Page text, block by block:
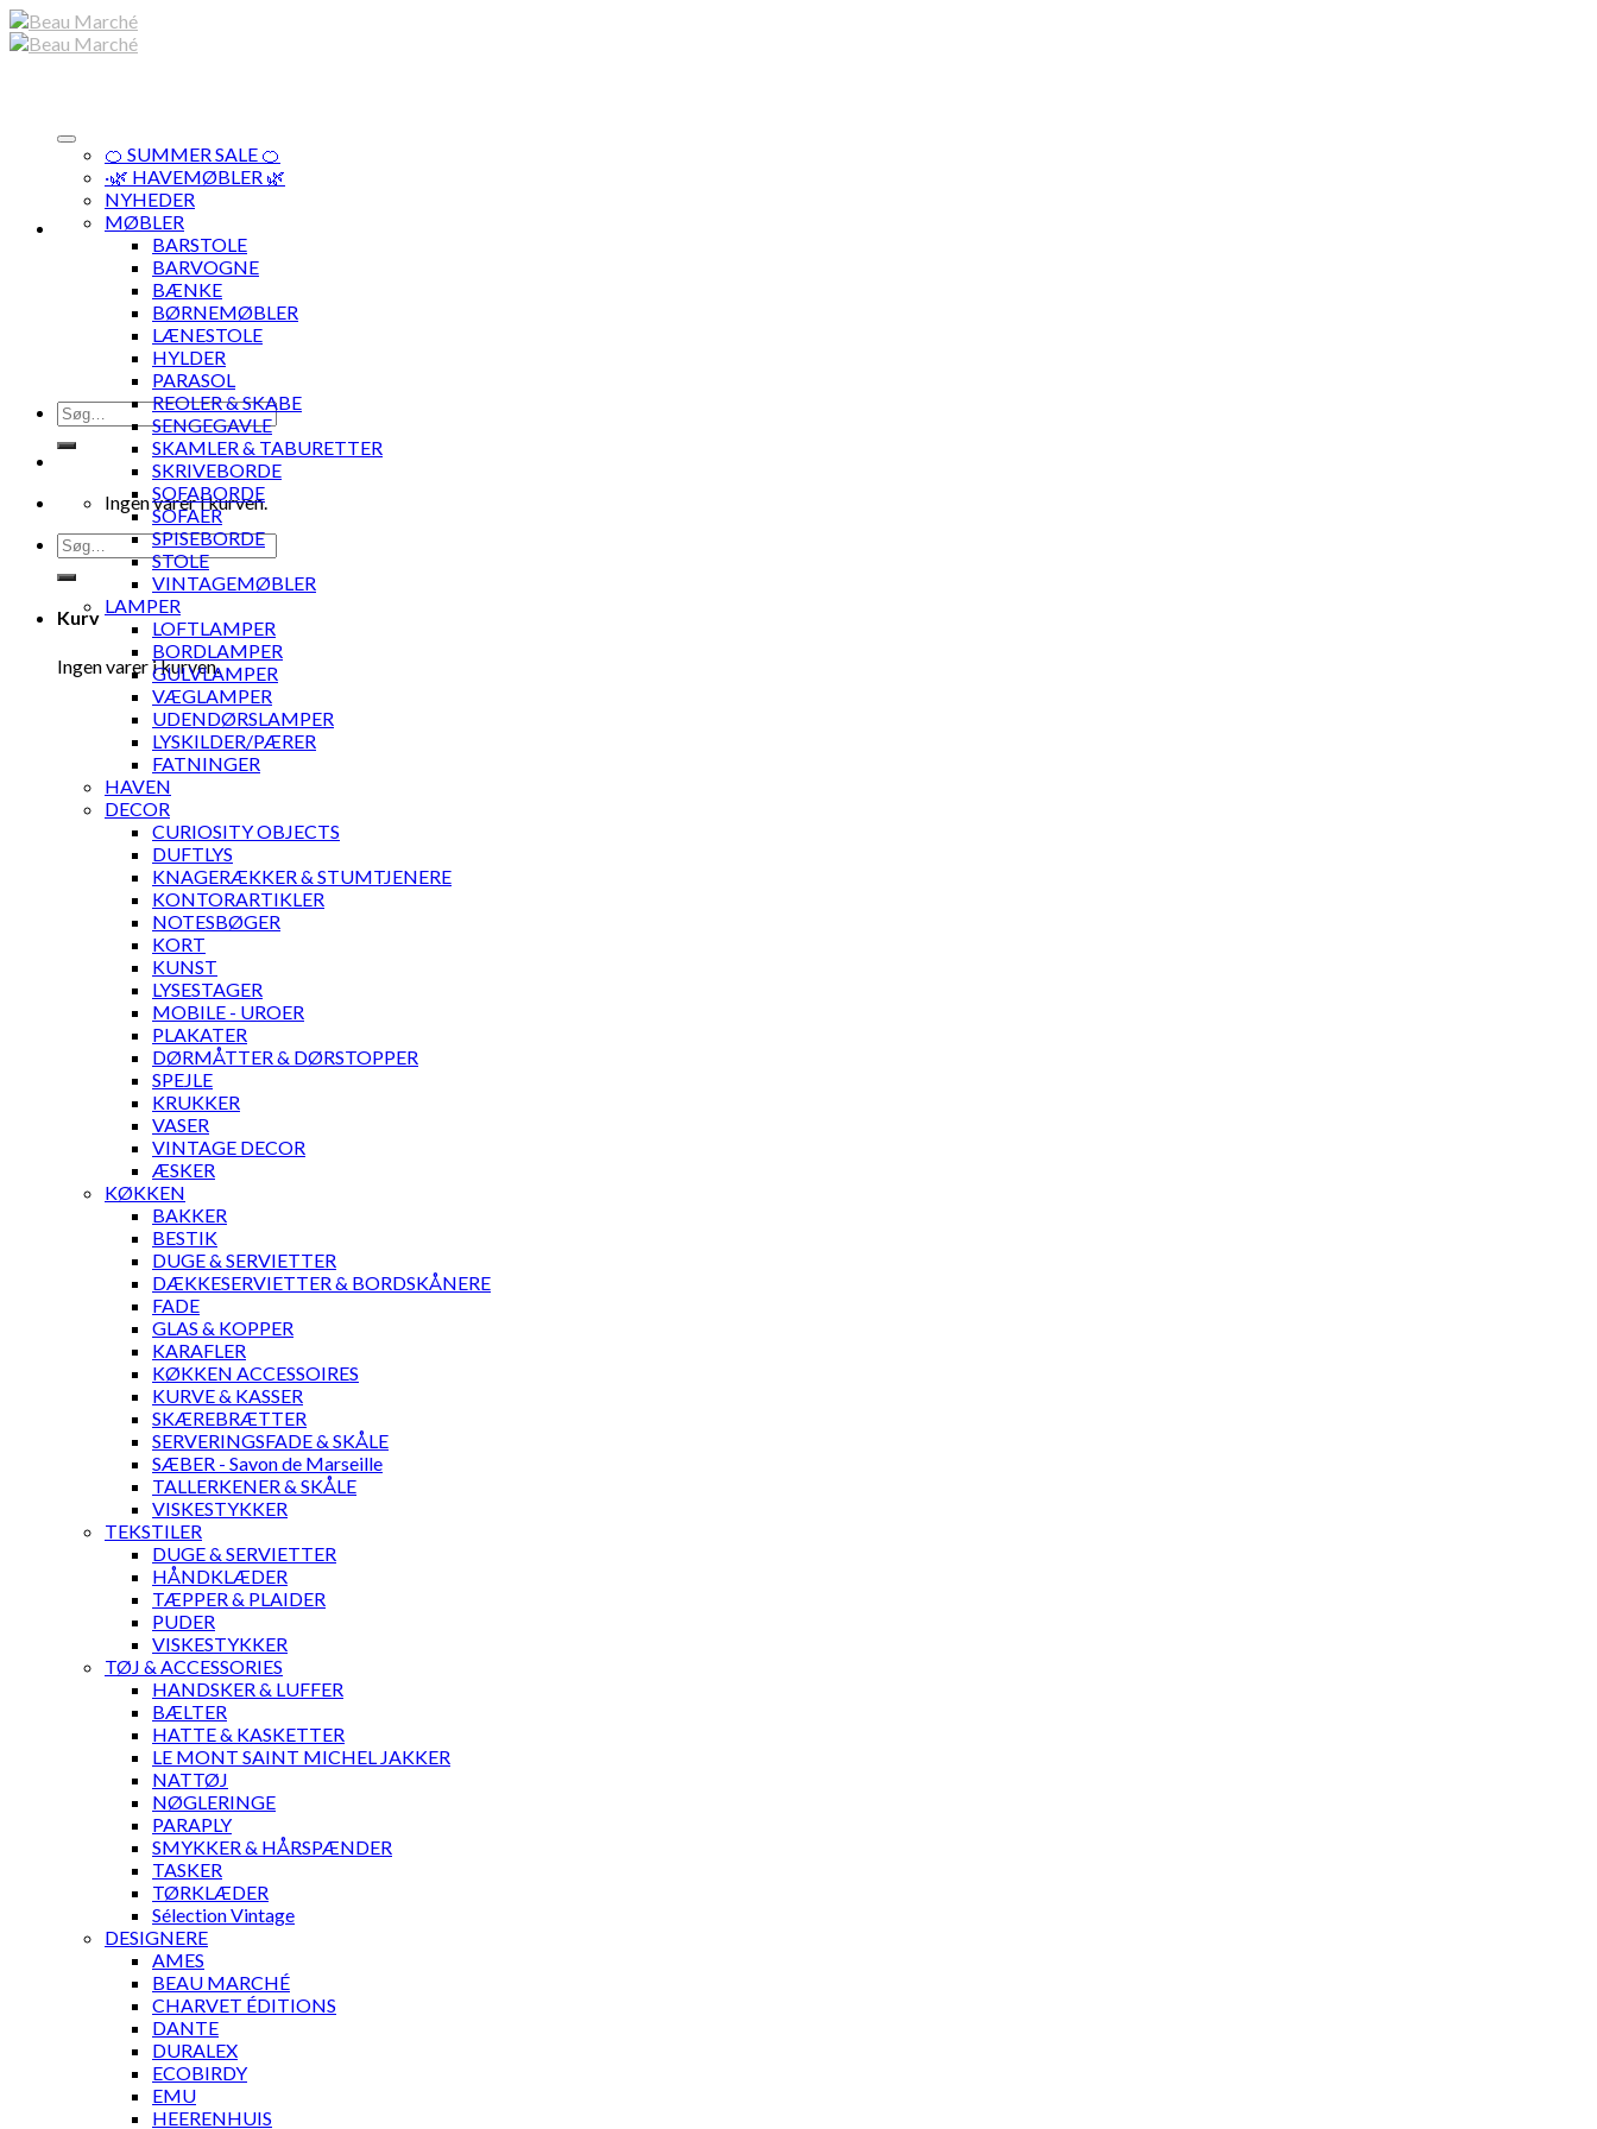
Skip
to
Søg
efter:
Ingen varer i kurven.
Søg
efter:
Kurv
Ingen varer i kurven.
🍊 SUMMER SALE 🍊
·🌿 HAVEMØBLER 🌿
NYHEDER
MØBLER
BARSTOLE
BARVOGNE
BÆNKE
BØRNEMØBLER
LÆNESTOLE
HYLDER
PARASOL
REOLER & SKABE
SENGEGAVLE
SKAMLER & TABURETTER
SKRIVEBORDE
SOFABORDE
SOFAER
SPISEBORDE
STOLE
VINTAGEMØBLER
LAMPER
LOFTLAMPER
BORDLAMPER
GULVLAMPER
VÆGLAMPER
UDENDØRSLAMPER
LYSKILDER/PÆRER
FATNINGER
HAVEN
DECOR
CURIOSITY OBJECTS
DUFTLYS
KNAGERÆKKER & STUMTJENERE
KONTORARTIKLER
NOTESBØGER
KORT
KUNST
LYSESTAGER
MOBILE - UROER
PLAKATER
DØRMÅTTER & DØRSTOPPER
SPEJLE
KRUKKER
VASER
VINTAGE DECOR
ÆSKER
KØKKEN
BAKKER
BESTIK
DUGE & SERVIETTER
DÆKKESERVIETTER & BORDSKÅNERE
FADE
GLAS & KOPPER
KARAFLER
KØKKEN ACCESSOIRES
KURVE & KASSER
SKÆREBRÆTTER
SERVERINGSFADE & SKÅLE
SÆBER - Savon de Marseille
TALLERKENER & SKÅLE
VISKESTYKKER
TEKSTILER
DUGE & SERVIETTER
HÅNDKLÆDER
TÆPPER & PLAIDER
PUDER
VISKESTYKKER
TØJ & ACCESSORIES
HANDSKER & LUFFER
BÆLTER
HATTE & KASKETTER
LE MONT SAINT MICHEL JAKKER
NATTØJ
NØGLERINGE
PARAPLY
SMYKKER & HÅRSPÆNDER
TASKER
TØRKLÆDER
Sélection Vintage
DESIGNERE
AMES
BEAU MARCHÉ
CHARVET ÉDITIONS
DANTE
DURALEX
ECOBIRDY
EMU
HEERENHUIS